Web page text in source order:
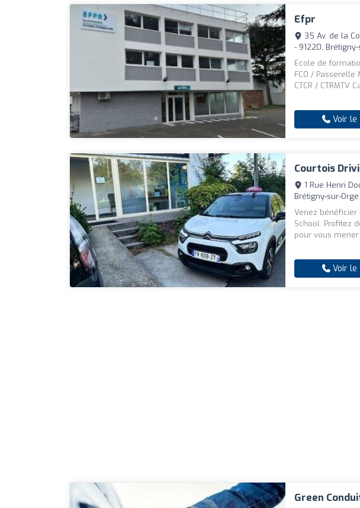
Efpr
35 Av. de la
- 91220,
Ecole de
FCO / Passerelle
CTCR / CTRMTV
Voir le
Courtois
1 Rue Henri
Brétigny-sur-Orge
Venez bénéficier
School. Profitez
pour vous
Voir le
Green